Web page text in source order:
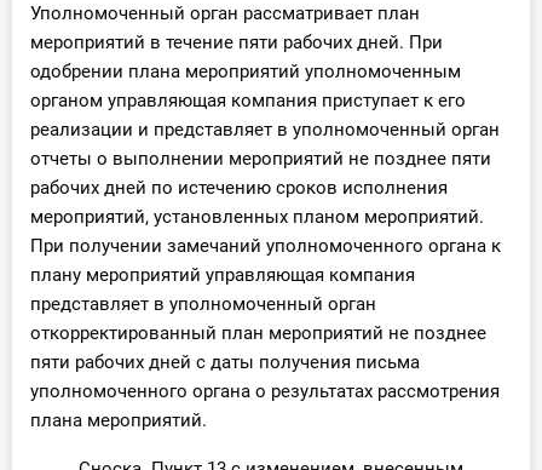
Уполномоченный орган рассматривает план
мероприятий в течение пяти рабочих дней. При
одобрении плана мероприятий уполномоченным
органом управляющая компания приступает к его
реализации и представляет в уполномоченный орган
отчеты о выполнении мероприятий не позднее пяти
рабочих дней по истечению сроков исполнения
мероприятий, установленных планом мероприятий.
При получении замечаний уполномоченного органа к
плану мероприятий управляющая компания
представляет в уполномоченный орган
откорректированный план мероприятий не позднее
пяти рабочих дней с даты получения письма
уполномоченного органа о результатах рассмотрения
плана мероприятий.